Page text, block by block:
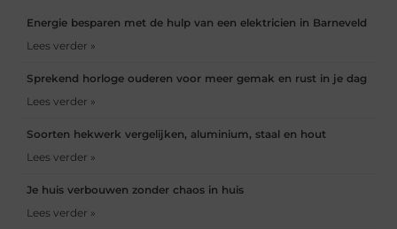
Energie besparen met de hulp van een elektricien in Barneveld
Lees verder »
Sprekend horloge ouderen voor meer gemak en rust in je dag
Lees verder »
Soorten hekwerk vergelijken, aluminium, staal en hout
Lees verder »
Je huis verbouwen zonder chaos in huis
Lees verder »